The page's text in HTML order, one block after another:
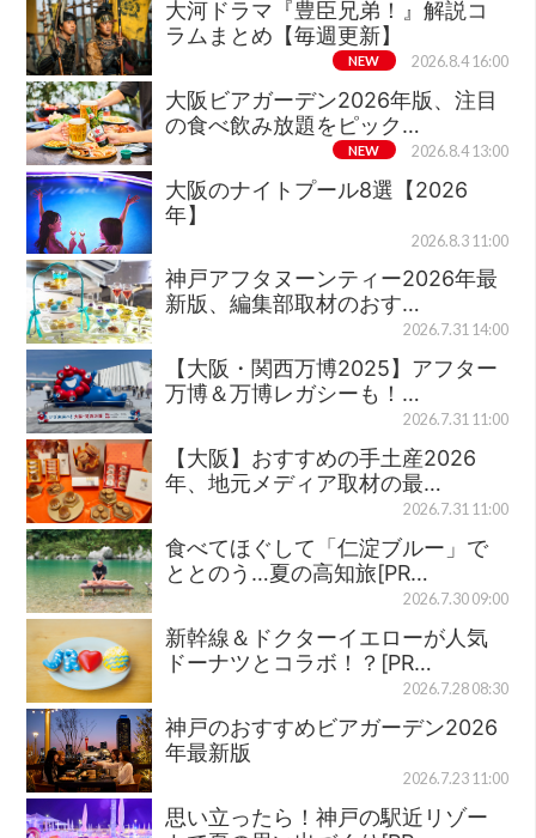
大河ドラマ『豊臣兄弟！』解説コ
ラムまとめ【毎週更新】
NEW 2026.8.4 16:00
大阪ビアガーデン2026年版、注目
の食べ飲み放題をピック…
NEW 2026.8.4 13:00
大阪のナイトプール8選【2026
年】
2026.8.3 11:00
神戸アフタヌーンティー2026年最
新版、編集部取材のおす…
2026.7.31 14:00
【大阪・関西万博2025】アフター
万博＆万博レガシーも！…
2026.7.31 11:00
【大阪】おすすめの手土産2026
年、地元メディア取材の最…
2026.7.31 11:00
食べてほぐして「仁淀ブルー」で
ととのう…夏の高知旅[PR…
2026.7.30 09:00
新幹線＆ドクターイエローが人気
ドーナツとコラボ！？[PR…
2026.7.28 08:30
神戸のおすすめビアガーデン2026
年最新版
2026.7.23 11:00
思い立ったら！神戸の駅近リゾー